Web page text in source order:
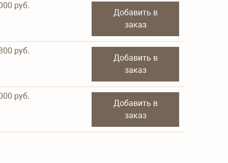
руб.
Добавить в
заказ
руб.
Добавить в
заказ
руб.
Добавить в
заказ